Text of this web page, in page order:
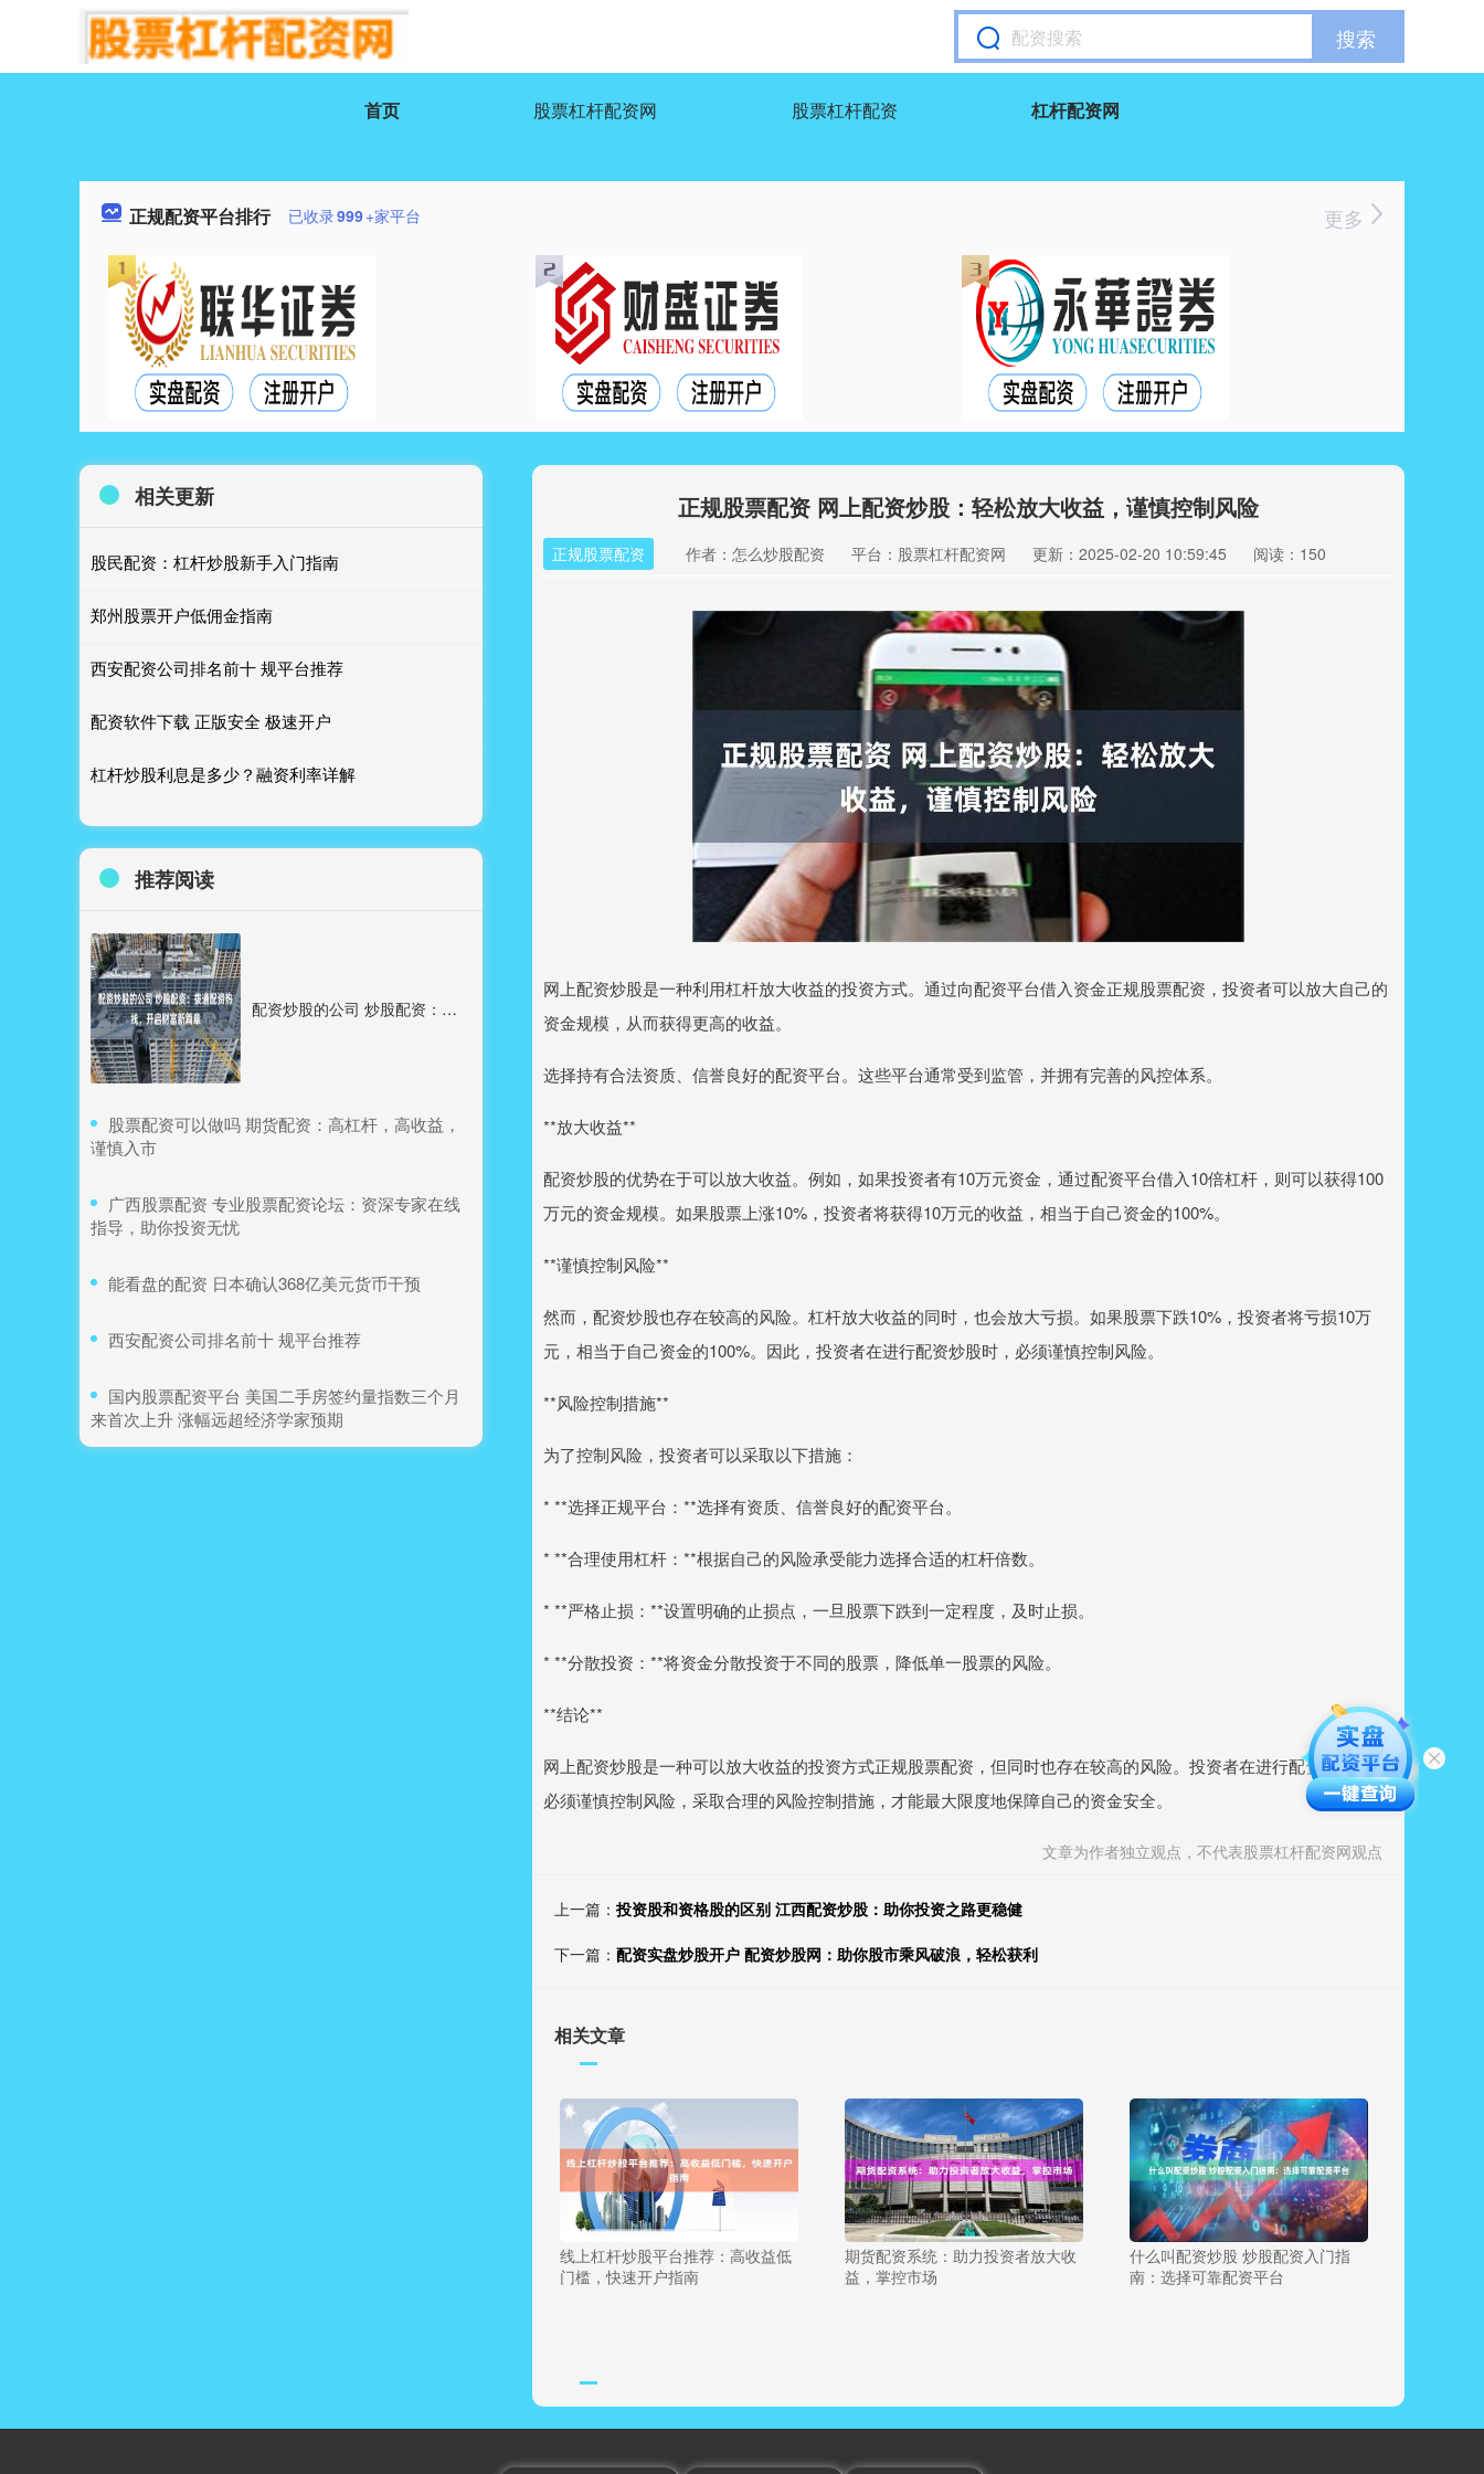
搜索
首页 股票杠杆配资网 股票杠杆配资 杠杆配资网
正规配资平台排行 已收录999+家平台 更多
正规股票配资 网上配资炒股：轻松放大收益，谨慎控制风险
正规股票配资 作者：怎么炒股配资 平台：股票杠杆配资网 更新：2025-02-20 10:59:45 阅读：150
网上配资炒股是一种利用杠杆放大收益的投资方式。通过向配资平台借入资金正规股票配资，投资者可以放大自己的
资金规模，从而获得更高的收益。
选择持有合法资质、信誉良好的配资平台。这些平台通常受到监管，并拥有完善的风控体系。
**放大收益**
配资炒股的优势在于可以放大收益。例如，如果投资者有10万元资金，通过配资平台借入10倍杠杆，则可以获得100
万元的资金规模。如果股票上涨10%，投资者将获得10万元的收益，相当于自己资金的100%。
**谨慎控制风险**
然而，配资炒股也存在较高的风险。杠杆放大收益的同时，也会放大亏损。如果股票下跌10%，投资者将亏损10万
元，相当于自己资金的100%。因此，投资者在进行配资炒股时，必须谨慎控制风险。
**风险控制措施**
为了控制风险，投资者可以采取以下措施：
* **选择正规平台：**选择有资质、信誉良好的配资平台。
* **合理使用杠杆：**根据自己的风险承受能力选择合适的杠杆倍数。
* **严格止损：**设置明确的止损点，一旦股票下跌到一定程度，及时止损。
* **分散投资：**将资金分散投资于不同的股票，降低单一股票的风险。
**结论**
网上配资炒股是一种可以放大收益的投资方式正规股票配资，但同时也存在较高的风险。投资者在进行配资炒股时，
必须谨慎控制风险，采取合理的风险控制措施，才能最大限度地保障自己的资金安全。
文章为作者独立观点，不代表股票杠杆配资网观点
上一篇： 投资股和资格股的区别 江西配资炒股：助你投资之路更稳健
下一篇： 配资实盘炒股开户 配资炒股网：助你股市乘风破浪，轻松获利
相关文章
线上杠杆炒股平台推荐：高收益低
门槛，快速开户指南
期货配资系统：助力投资者放大收
益，掌控市场
什么叫配资炒股 炒股配资入门指
南：选择可靠配资平台
相关更新
股民配资：杠杆炒股新手入门指南
郑州股票开户低佣金指南
西安配资公司排名前十 规平台推荐
配资软件下载 正版安全 极速开户
杠杆炒股利息是多少？融资利率详解
推荐阅读
配资炒股的公司 炒股配资：拨通配资热线，开启财富新篇章
​股票配资可以做吗 期货配资：高杠杆，高收益，
谨慎入市
​广西股票配资 专业股票配资论坛：资深专家在线
指导，助你投资无忧
​能看盘的配资 日本确认368亿美元货币干预
​西安配资公司排名前十 规平台推荐
​国内股票配资平台 美国二手房签约量指数三个月
来首次上升 涨幅远超经济学家预期